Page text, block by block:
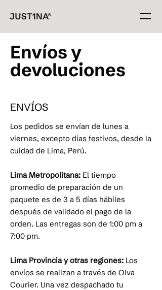
Envíos y
devoluciones
ENVÍOS
Los pedidos se envían de lunes a
viernes, excepto días festivos, desde la
cuidad de Lima, Perú.
Lima Metropolitana: El tiempo
promedio de preparación de un
paquete es de 3 a 5 días hábiles
después de validado el pago de la
orden. Las entregas son de 1:00 pm a
7:00 pm.
Lima Provincia y otras regiones: Los
envíos se realizan a través de Olva
Courier. Una vez despachado tu